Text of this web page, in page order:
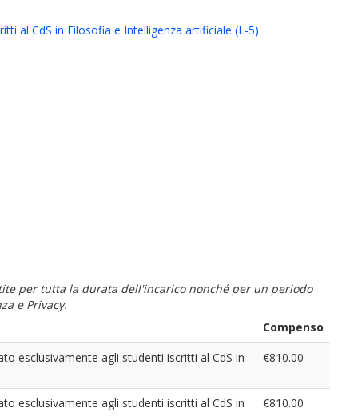
al CdS in Filosofia e Intelligenza artificiale (L-5)
per tutta la durata dell'incarico nonché per un periodo
e Privacy.
Compenso
esclusivamente agli studenti iscritti al CdS in
€810.00
esclusivamente agli studenti iscritti al CdS in
€810.00